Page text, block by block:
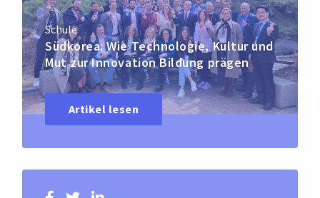
Schule
Südkorea: Wie Technologie, Kultur und
Mut zur Innovation Bildung prägen
Artikel lesen